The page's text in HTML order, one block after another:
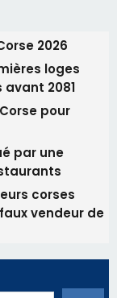
2026
loges
2081
pour
par une
corses
vendeur de